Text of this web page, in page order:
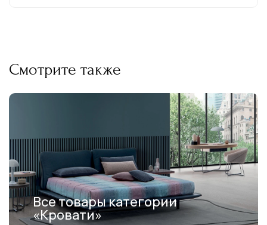
Смотрите также
Все товары категории
«Кровати»